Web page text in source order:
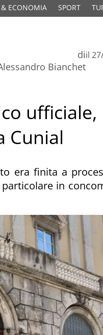
& ECONOMIA SPORT
di
Bianchet
il
ufficiale,
Cunial
era finita a
in